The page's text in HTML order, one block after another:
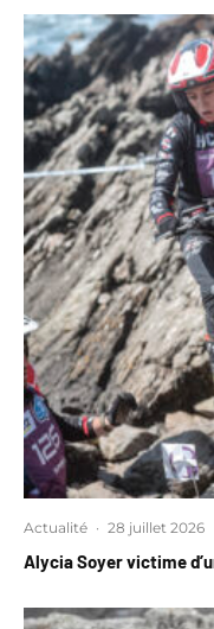
Actualité · 28 juillet 2026
Alycia Soyer victime